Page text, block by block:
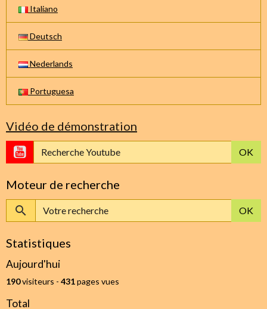
Italiano
Deutsch
Nederlands
Portuguesa
Vidéo de démonstration
OK
Moteur de recherche
OK
Statistiques
Aujourd'hui
190visiteurs - 431pages vues
Total